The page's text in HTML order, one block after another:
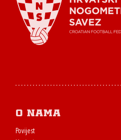
O nama
Povijest